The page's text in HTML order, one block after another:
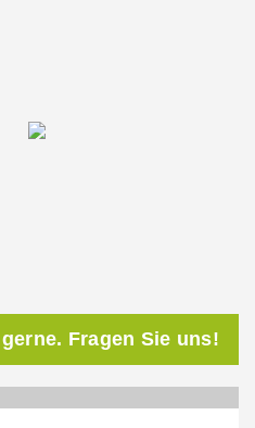
Fragen Sie uns!